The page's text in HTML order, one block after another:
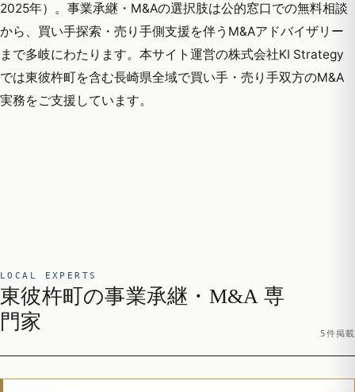
2025年）。事業承継・M&Aの選択肢は公的窓口での無料相談
から、買い手探索・売り手側支援を伴うM&Aアドバイザリー
まで多岐にわたります。本サイト運営の株式会社KI Strategy
では東彼杵町を含む長崎県全域で買い手・売り手双方のM&A
実務をご支援しています。
LOCAL EXPERTS
東彼杵町の事業承継・M&A 専
門家
5件掲載